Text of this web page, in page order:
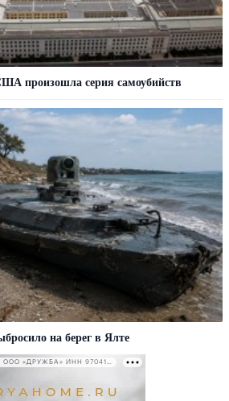
произошла серия самоубийств
на берег в Ялте
РЕКЛАМА • ООО «ДРУЖБА» ИНН 9704146411